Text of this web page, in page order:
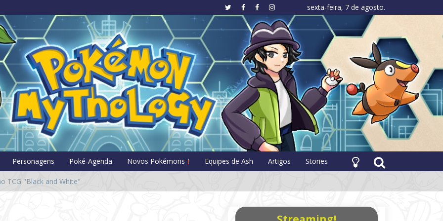
sexta-feira, 7 de agosto.
Pokémon Mythology
Personagens Poké-Agenda Novos Pokémons Equipes de Ash Artigos Stories
TCG "Black and White"